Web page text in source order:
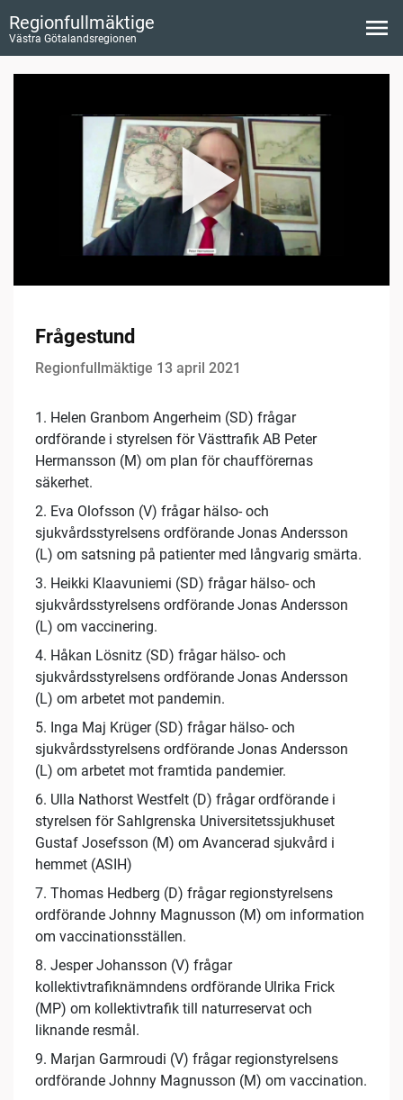
Regionfullmäktige
Västra Götalandsregionen
Frågestund
Regionfullmäktige 13 april 2021
1. Helen Granbom Angerheim (SD) frågar
ordförande i styrelsen för Västtrafik AB Peter
Hermansson (M) om plan för chaufförernas
säkerhet.
2. Eva Olofsson (V) frågar hälso- och
sjukvårdsstyrelsens ordförande Jonas Andersson
(L) om satsning på patienter med långvarig smärta.
3. Heikki Klaavuniemi (SD) frågar hälso- och
sjukvårdsstyrelsens ordförande Jonas Andersson
(L) om vaccinering.
4. Håkan Lösnitz (SD) frågar hälso- och
sjukvårdsstyrelsens ordförande Jonas Andersson
(L) om arbetet mot pandemin.
5. Inga Maj Krüger (SD) frågar hälso- och
sjukvårdsstyrelsens ordförande Jonas Andersson
(L) om arbetet mot framtida pandemier.
6. Ulla Nathorst Westfelt (D) frågar ordförande i
styrelsen för Sahlgrenska Universitetssjukhuset
Gustaf Josefsson (M) om Avancerad sjukvård i
hemmet (ASIH)
7. Thomas Hedberg (D) frågar regionstyrelsens
ordförande Johnny Magnusson (M) om information
om vaccinationsställen.
8. Jesper Johansson (V) frågar
kollektivtrafiknämndens ordförande Ulrika Frick
(MP) om kollektivtrafik till naturreservat och
liknande resmål.
9. Marjan Garmroudi (V) frågar regionstyrelsens
ordförande Johnny Magnusson (M) om vaccination.